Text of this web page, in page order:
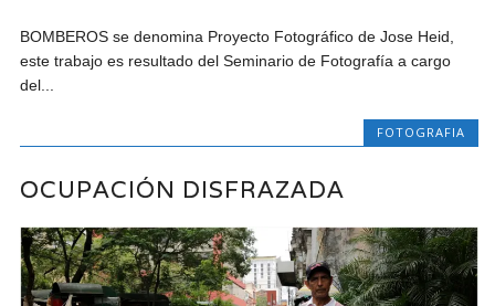
BOMBEROS se denomina Proyecto Fotográfico de Jose Heid,
este trabajo es resultado del Seminario de Fotografía a cargo
del...
FOTOGRAFIA
OCUPACIÓN DISFRAZADA